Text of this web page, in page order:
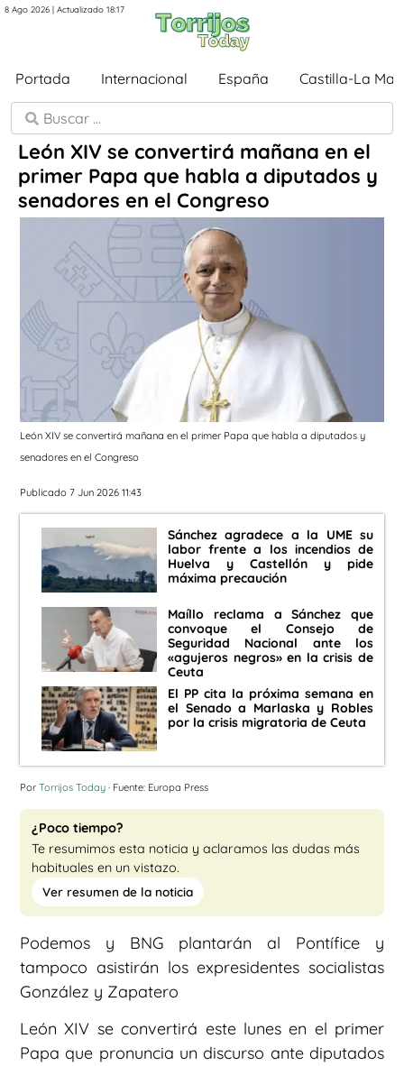
8 Ago 2026 | Actualizado 18:17
Portada Internacional España Castilla-La
León XIV se convertirá mañana en el
primer Papa que habla a diputados y
senadores en el Congreso
León XIV se convertirá mañana en el primer Papa que habla a diputados y
senadores en el Congreso
Publicado 7 Jun 2026 11:43
Sánchez agradece a la UME su
labor frente a los incendios de
Huelva y Castellón y pide
máxima precaución
Maíllo reclama a Sánchez que
convoque el Consejo de
Seguridad Nacional ante los
«agujeros negros» en la crisis de
Ceuta
El PP cita la próxima semana en
el Senado a Marlaska y Robles
por la crisis migratoria de Ceuta
Por Torrijos Today · Fuente: Europa Press
¿Poco tiempo?
Te resumimos esta noticia y aclaramos las dudas más
habituales en un vistazo.
Ver resumen de la noticia
Podemos y BNG plantarán al Pontífice y
tampoco asistirán los expresidentes socialistas
González y Zapatero
León XIV se convertirá este lunes en el primer
Papa que pronuncia un discurso ante diputados